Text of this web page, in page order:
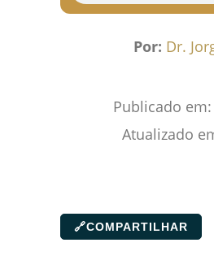
Por: Dr.
Publicado em:
Atualizado
🔗COMPARTILHAR